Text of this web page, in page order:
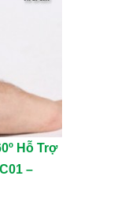
Hỗ Trợ
–